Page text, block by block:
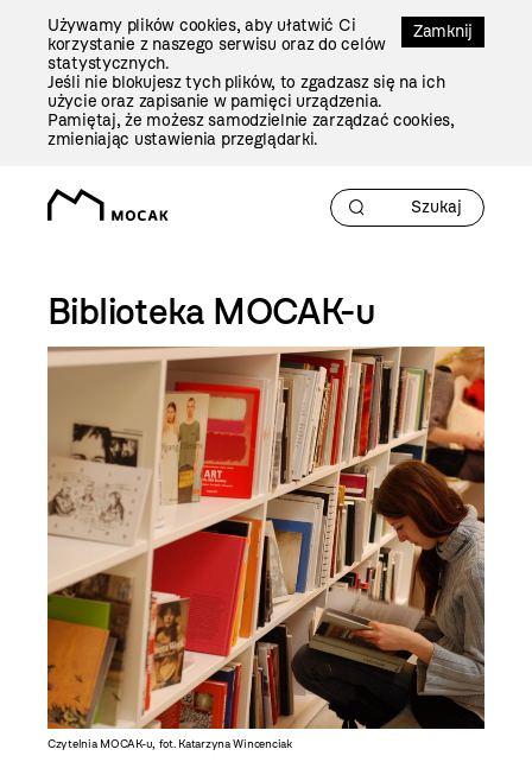
Zamknij
Używamy plików cookies, aby ułatwić Ci
korzystanie z naszego serwisu oraz do celów
statystycznych.
Jeśli nie blokujesz tych plików, to zgadzasz się na ich
użycie oraz zapisanie w pamięci urządzenia.
Pamiętaj, że możesz samodzielnie zarządzać cookies,
zmieniając ustawienia przeglądarki.
Biblioteka
MOCAK-
u
Biblioteka MOCAK-u
Czytelnia MOCAK-u, fot. Katarzyna Wincenciak